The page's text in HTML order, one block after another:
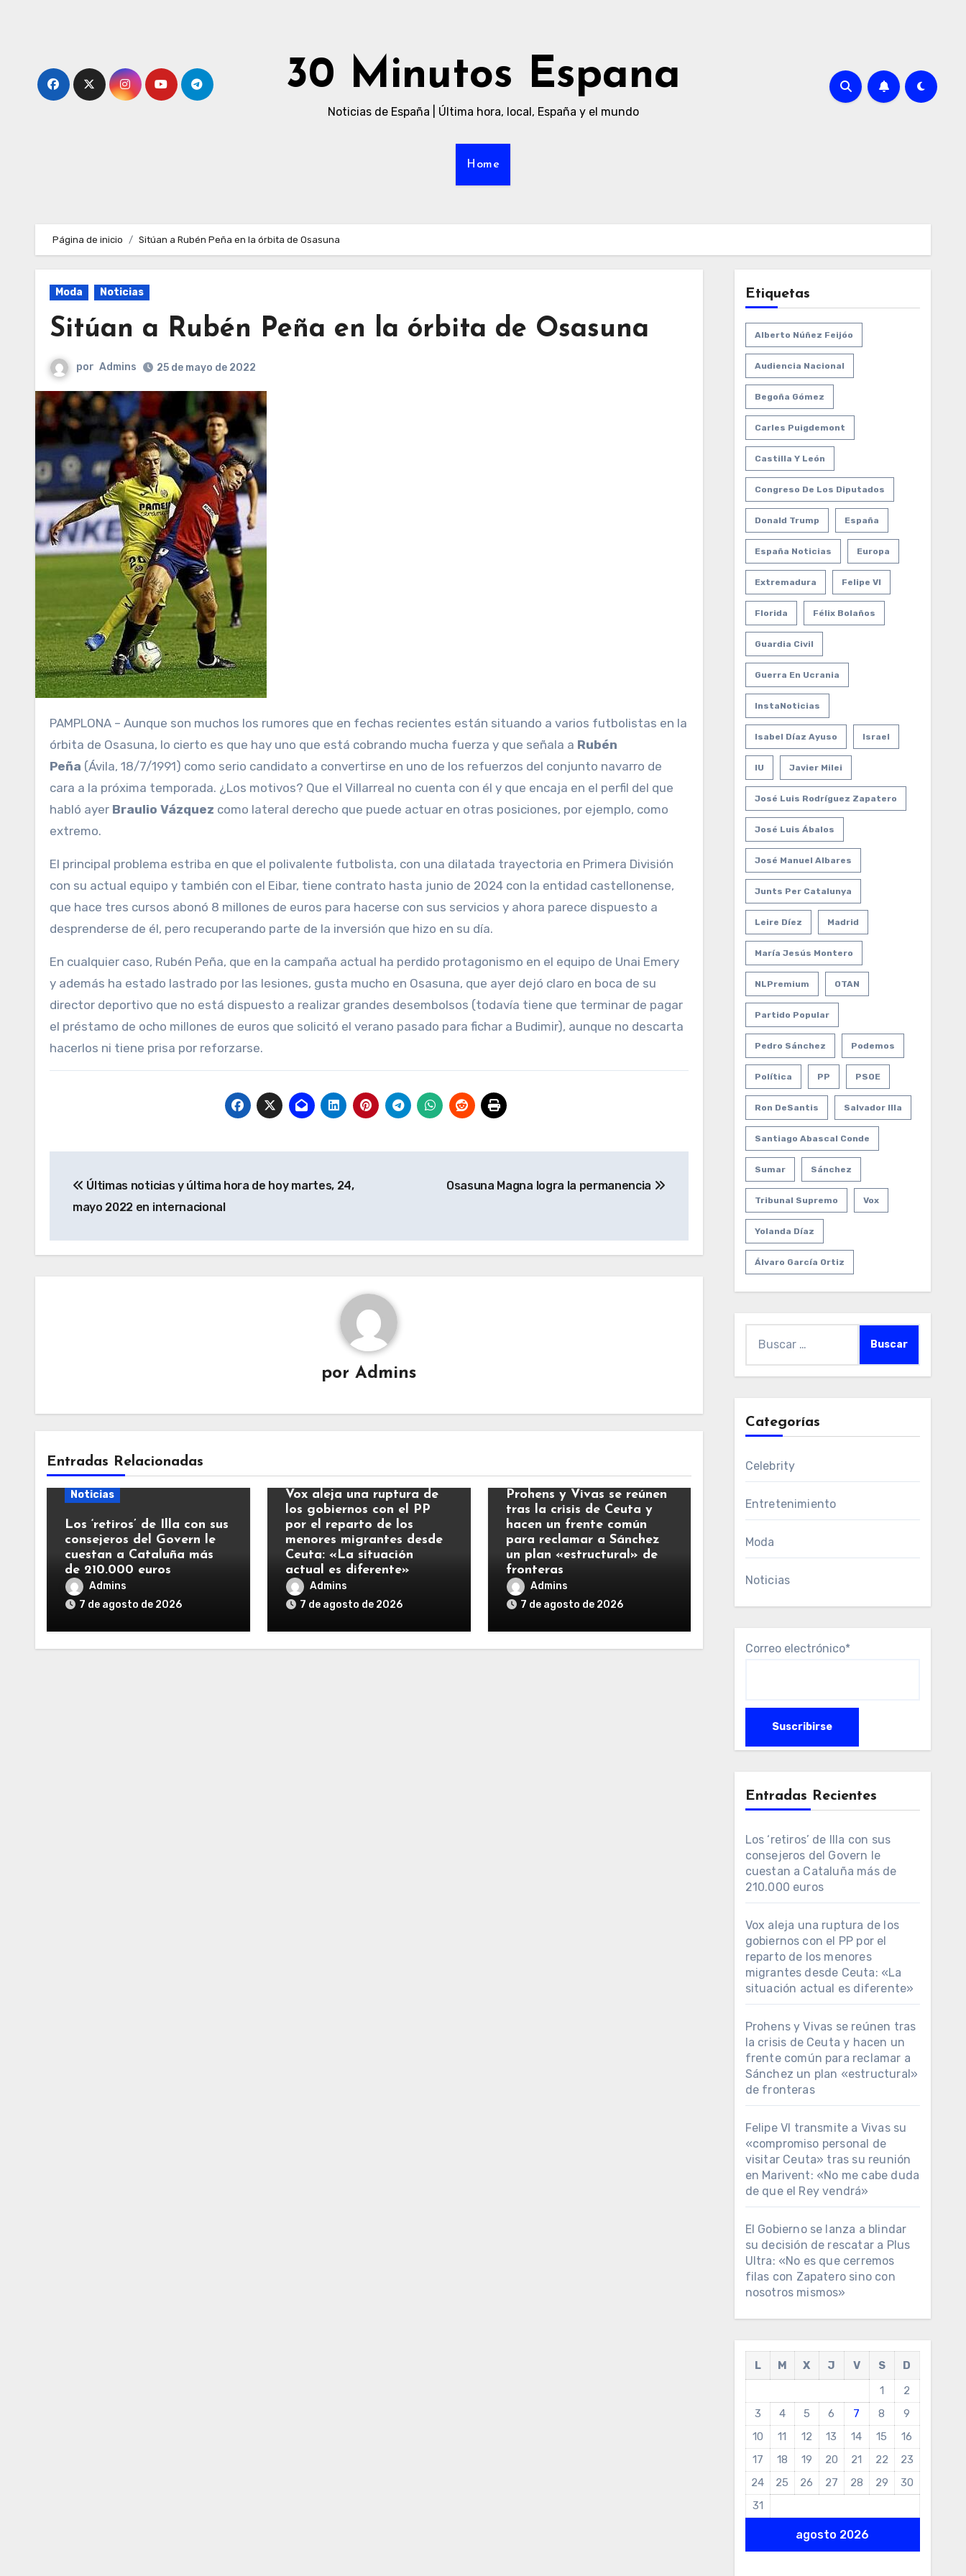
30 Minutos Espana
Noticias de España | Última hora, local, España y el mundo
Home
Página de inicio Sitúan a Rubén Peña en la órbita de Osasuna
Moda Noticias
Sitúan a Rubén Peña en la órbita de Osasuna
por Admins 25 de mayo de 2022
PAMPLONA – Aunque son muchos los rumores que en fechas recientes están situando a varios futbolistas en la
órbita de Osasuna, lo cierto es que hay uno que está cobrando mucha fuerza y que señala a Rubén
Peña (Ávila, 18/7/1991) como serio candidato a convertirse en uno de los refuerzos del conjunto navarro de
cara a la próxima temporada. ¿Los motivos? Que el Villarreal no cuenta con él y que encaja en el perfil del que
habló ayer Braulio Vázquez como lateral derecho que puede actuar en otras posiciones, por ejemplo, como
extremo.
El principal problema estriba en que el polivalente futbolista, con una dilatada trayectoria en Primera División
con su actual equipo y también con el Eibar, tiene contrato hasta junio de 2024 con la entidad castellonense,
que hace tres cursos abonó 8 millones de euros para hacerse con sus servicios y ahora parece dispuesto a
desprenderse de él, pero recuperando parte de la inversión que hizo en su día.
En cualquier caso, Rubén Peña, que en la campaña actual ha perdido protagonismo en el equipo de Unai Emery
y además ha estado lastrado por las lesiones, gusta mucho en Osasuna, que ayer dejó claro en boca de su
director deportivo que no está dispuesto a realizar grandes desembolsos (todavía tiene que terminar de pagar
el préstamo de ocho millones de euros que solicitó el verano pasado para fichar a Budimir), aunque no descarta
hacerlos ni tiene prisa por reforzarse.
de
Últimas noticias y última hora de hoy martes, 24,
mayo 2022 en internacional
Osasuna Magna logra la permanencia
porAdmins
Entradas Relacionadas
Noticias
Los ‘retiros’ de Illa con sus
consejeros del Govern le
cuestan a Cataluña más
de 210.000 euros
Admins
7 de agosto de 2026
Vox aleja una ruptura de
los gobiernos con el PP
por el reparto de los
menores migrantes desde
Ceuta: «La situación
actual es diferente»
Admins
7 de agosto de 2026
Prohens y Vivas se reúnen
tras la crisis de Ceuta y
hacen un frente común
para reclamar a Sánchez
un plan «estructural» de
fronteras
Admins
7 de agosto de 2026
Etiquetas
Alberto Núñez Feijóo
Audiencia Nacional
Begoña Gómez
Carles Puigdemont
Castilla Y León
Congreso De Los Diputados
Donald Trump España
España Noticias Europa
Extremadura Felipe VI
Florida Félix Bolaños
Guardia Civil
Guerra En Ucrania
InstaNoticias
Isabel Díaz Ayuso Israel
IU Javier Milei
José Luis Rodríguez Zapatero
José Luis Ábalos
José Manuel Albares
Junts Per Catalunya
Leire Díez Madrid
María Jesús Montero
NLPremium OTAN
Partido Popular
Pedro Sánchez Podemos
Política PP PSOE
Ron DeSantis Salvador Illa
Santiago Abascal Conde
Sumar Sánchez
Tribunal Supremo Vox
Yolanda Díaz
Álvaro García Ortiz
Categorías
Celebrity
Entretenimiento
Moda
Noticias
Correo electrónico*
Entradas Recientes
Los ‘retiros’ de Illa con sus
consejeros del Govern le
cuestan a Cataluña más de
210.000 euros
Vox aleja una ruptura de los
gobiernos con el PP por el
reparto de los menores
migrantes desde Ceuta: «La
situación actual es diferente»
Prohens y Vivas se reúnen tras
la crisis de Ceuta y hacen un
frente común para reclamar a
Sánchez un plan «estructural»
de fronteras
Felipe VI transmite a Vivas su
«compromiso personal de
visitar Ceuta» tras su reunión
en Marivent: «No me cabe duda
de que el Rey vendrá»
El Gobierno se lanza a blindar
su decisión de rescatar a Plus
Ultra: «No es que cerremos
filas con Zapatero sino con
nosotros mismos»
agosto 2026
L M X J V S
D
1
2
3
4 5 6 7 8
9
10
11 12 13 14 15
16
17
18 19 20 21 22
23
24
25 26 27 28 29
30
31